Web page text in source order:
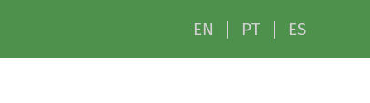
EN PT ES